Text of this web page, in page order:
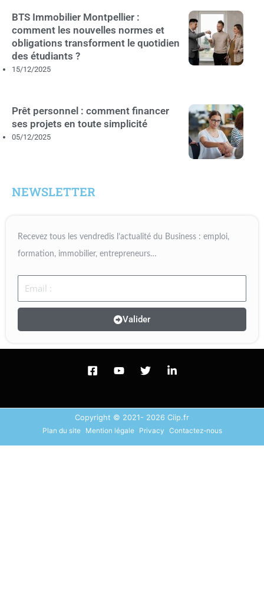
BTS Immobilier Montpellier :
comment les nouvelles normes et
obligations transforment le quotidien
des étudiants ?
15/12/2025
Prêt personnel : comment financer
ses projets en toute simplicité
05/12/2025
NEWSLETTER
Recevez tous les vendredis l’actualité du Business : emploi,
formation, immobilier, entrepreneurs…
Email
Valider
Copyright © 2021- 2026 Ciip.fr
Plan du site Mention légale Privacy Contactez-nous